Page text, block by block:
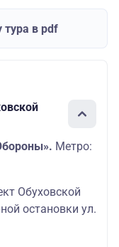
тура в pdf
Метро:
Обуховской
остановки ул.